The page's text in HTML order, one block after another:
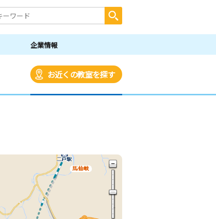
企業情報
お近くの教室を探す